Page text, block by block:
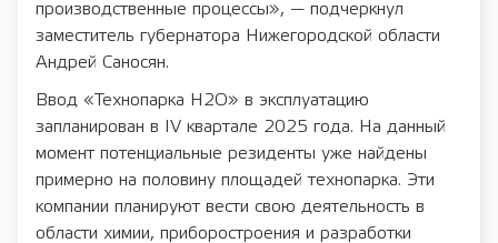
производственные процессы», — подчеркнул
заместитель губернатора Нижегородской области
Андрей Саносян.
Ввод «Технопарка Н2О» в эксплуатацию
запланирован в IV квартале 2025 года. На данный
момент потенциальные резиденты уже найдены
примерно на половину площадей технопарка. Эти
компании планируют вести свою деятельность в
области химии, приборостроения и разработки